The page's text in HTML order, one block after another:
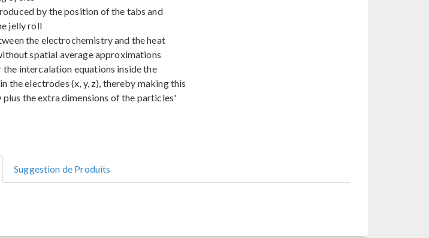
by the position of the tabs and
jelly roll
the electrochemistry and the heat
spatial average approximations
the intercalation equations inside the
the electrodes (x, y, z), thereby making this
plus the extra dimensions of the particles'
Suggestion de Produits